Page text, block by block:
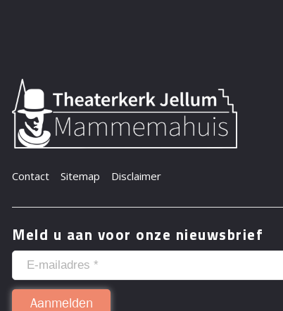
Contact Sitemap Disclaimer
Meld u aan voor onze nieuwsbrief